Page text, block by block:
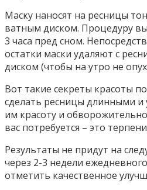
Маску наносят на ресницы
ватным диском. Процедуру
3 часа пред сном.
остатки маски удаляют с
диском (чтобы на утро не
Вот такие секреты красоты
сделать ресницы длинными
им красоту и
вас потребуется – это
Результаты не придут на
через 2-3 недели
отметить качественное